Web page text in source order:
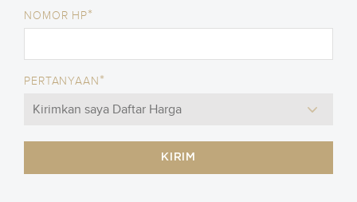
NOMOR HP*
PERTANYAAN*
KIRIM